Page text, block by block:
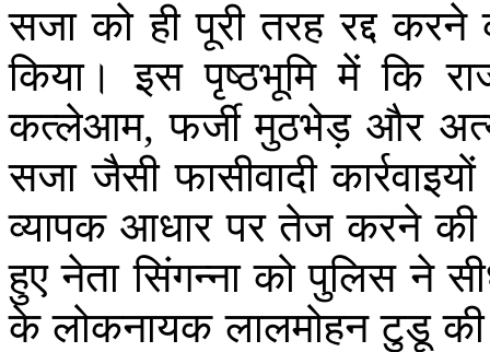
सजा को ही पूरी तरह रद्द करने
किया।
इस पृष्ठभूमि में कि
कत्लेआम,फर्जी मुठभेड़ और
सजा जैसी फासीवादी कार्रवाइयों
व्यापक आधार पर तेज करने की
हुए नेता सिंगन्ना को पुलिस ने
के लोकनायक लालमोहन टुडू की